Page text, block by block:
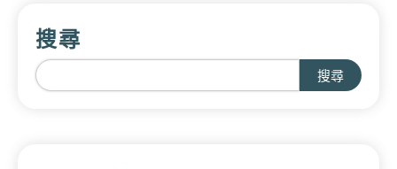
搜尋
搜尋